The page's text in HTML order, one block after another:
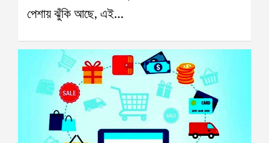
পেশায় ঝুঁকি আছে, এই…